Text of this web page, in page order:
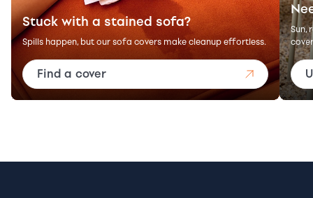
Stuck with a stained sofa?
Spills happen, but our sofa covers make cleanup effortless.
Find a cover
Sun,